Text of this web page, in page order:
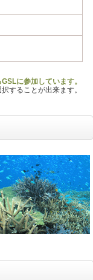
に参加しています。
することが出来ます。